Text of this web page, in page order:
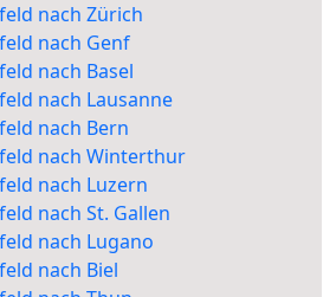
nach Zürich
nach Genf
nach Basel
nach Lausanne
nach Bern
nach Winterthur
nach Luzern
nach St. Gallen
nach Lugano
nach Biel